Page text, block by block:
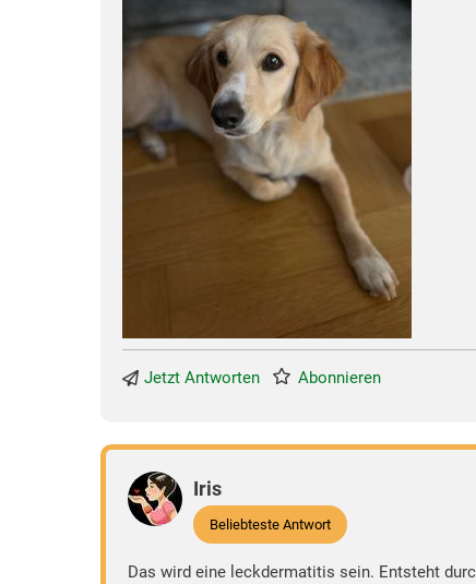
Jetzt Antworten Abonnieren
Iris
Beliebteste Antwort
Das wird eine leckdermatitis sein. Entsteht